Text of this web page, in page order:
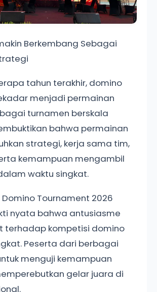
Berkembang Sebagai
tahun terakhir, domino
menjadi permainan
turnamen berskala
bahwa permainan
strategi, kerja sama tim,
kemampuan mengambil
waktu singkat.
Domino Tournament 2026
nyata bahwa antusiasme
terhadap kompetisi domino
Peserta dari berbagai
menguji kemampuan
gelar juara di